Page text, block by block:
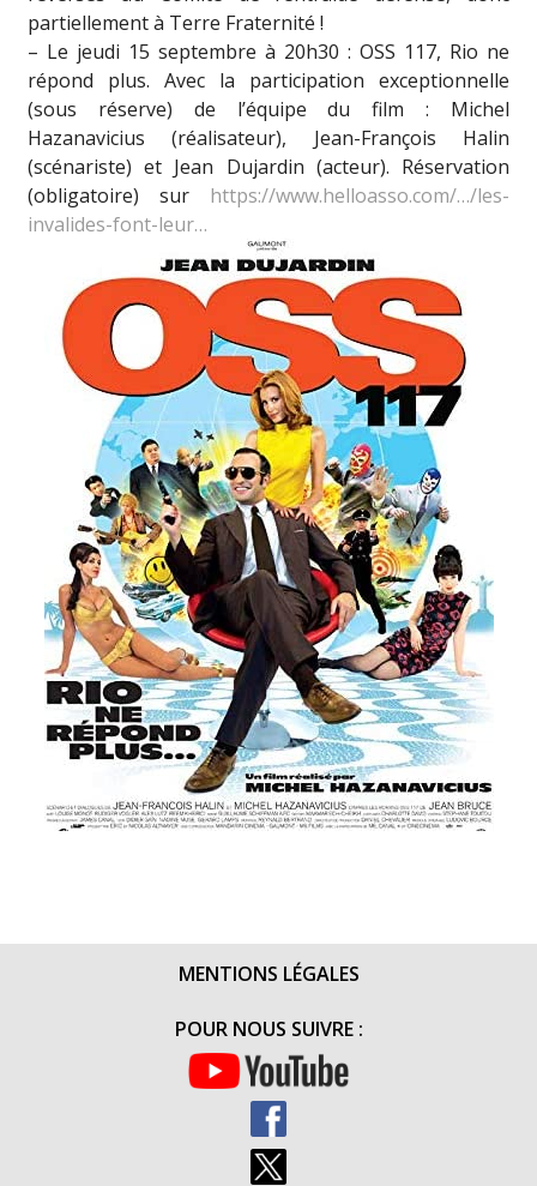
partiellement à Terre Fraternité !
– Le jeudi 15 septembre à 20h30 : OSS 117, Rio ne
répond plus. Avec la participation exceptionnelle
(sous réserve) de l’équipe du film : Michel
Hazanavicius (réalisateur), Jean-François Halin
(scénariste) et Jean Dujardin (acteur). Réservation
(obligatoire) sur https://www.helloasso.com/…/les-
invalides-font-leur…
MENTIONS LÉGALES
POUR NOUS SUIVRE :